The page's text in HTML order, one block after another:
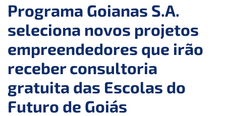
Programa Goianas S.A.
seleciona novos projetos
empreendedores que irão
receber consultoria
gratuita das Escolas do
Futuro de Goiás